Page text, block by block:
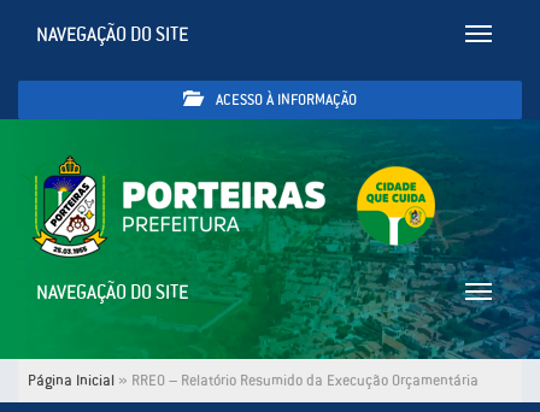
Toggle
NAVEGAÇÃO DO SITE
ACESSO À INFORMAÇÃO
Toggle
NAVEGAÇÃO DO SITE
Página Inicial » RREO – Relatório Resumido da Execução Orçamentária